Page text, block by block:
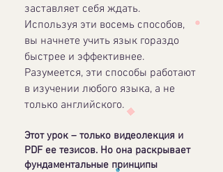
заставляет себя ждать.
Используя эти восемь способов,
вы начнете учить язык гораздо
быстрее и эффективнее.
Разумеется, эти способы работают
в изучении любого языка, а не
только английского.
Этот урок – только видеолекция и
PDF ее тезисов. Но она раскрывает
фундаментальные принципы